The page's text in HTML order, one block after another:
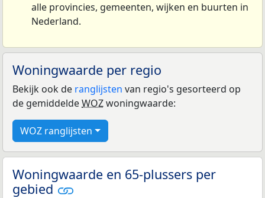
alle provincies, gemeenten, wijken en buurten in
Nederland.
Woningwaarde per regio
Bekijk ook de ranglijsten van regio's gesorteerd op
de gemiddeldeWOZwoningwaarde:
WOZ ranglijsten
Woningwaarde en 65-plussers per
gebied